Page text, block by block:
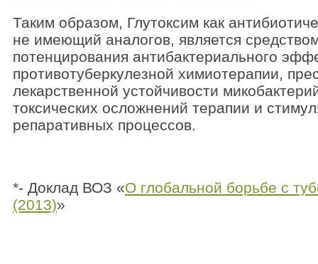
Таким образом, Глутоксим как
не имеющий аналогов, является
потенцирования антибактериального
противотуберкулезной химиотерапии,
лекарственной устойчивости
токсических осложнений терапии и
репаративных процессов.
*- Доклад ВОЗ «О глобальной борьбе с
(2013)»